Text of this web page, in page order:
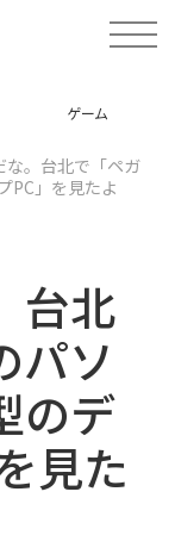
t
o
v
ゲーム
な。台北で「ペガ
PC」を見たよ
台北
パソ
のデ
見た